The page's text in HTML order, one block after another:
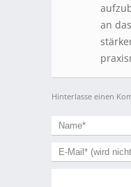
an
Hinterlasse einen